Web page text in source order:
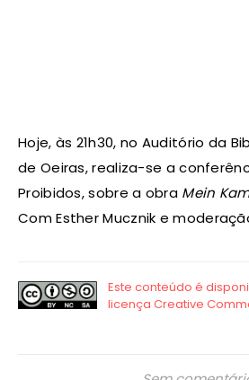
Hoje, às 21h30, no Auditório da
de Oeiras, realiza-se a
Proibidos, sobre a obra Mein
Com Esther Mucznik e